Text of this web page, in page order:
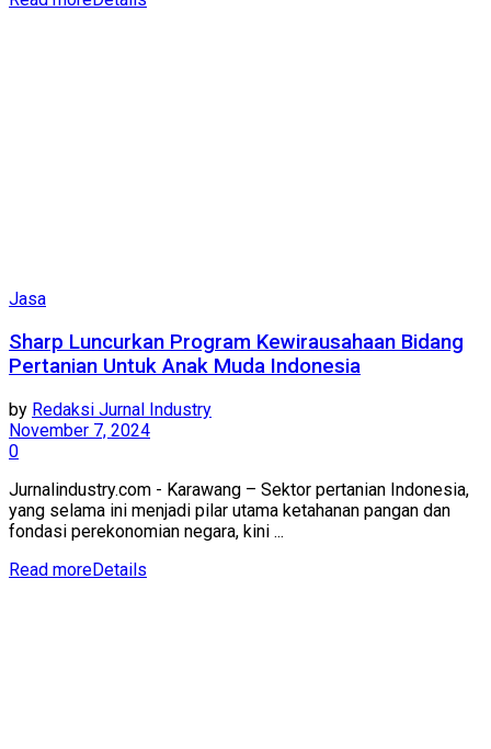
Jasa
Sharp Luncurkan Program Kewirausahaan Bidang
Pertanian Untuk Anak Muda Indonesia
by Redaksi Jurnal Industry
November 7, 2024
0
Jurnalindustry.com - Karawang – Sektor pertanian Indonesia,
yang selama ini menjadi pilar utama ketahanan pangan dan
fondasi perekonomian negara, kini ...
Read moreDetails